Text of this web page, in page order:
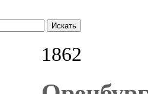
Искать
1862